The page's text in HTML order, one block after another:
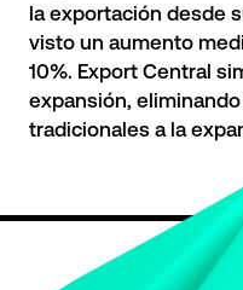
la exportación desde
visto un aumento
10%. Export Central
expansión,
tradicionales a la